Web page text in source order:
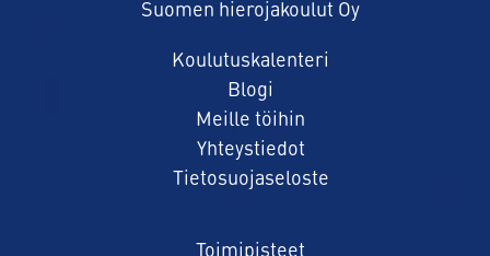
Suomen hierojakoulut Oy
Koulutuskalenteri
Blogi
Meille töihin
Yhteystiedot
Tietosuojaseloste
Toimipisteet